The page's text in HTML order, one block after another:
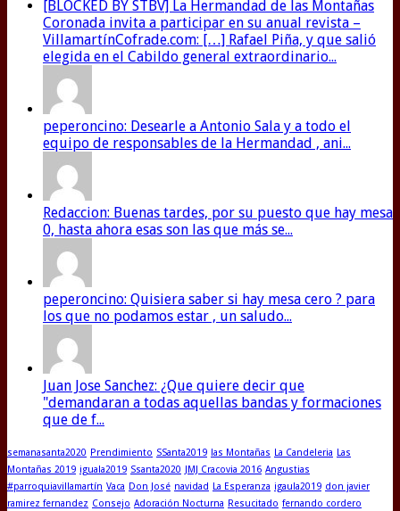
[BLOCKED BY STBV] La Hermandad de las Montañas
Coronada invita a participar en su anual revista –
VillamartínCofrade.com: […] Rafael Piña, y que salió
elegida en el Cabildo general extraordinario...
peperoncino: Desearle a Antonio Sala y a todo el
equipo de responsables de la Hermandad , ani...
Redaccion: Buenas tardes, por su puesto que hay mesa
0, hasta ahora esas son las que más se...
peperoncino: Quisiera saber si hay mesa cero ? para
los que no podamos estar , un saludo...
Juan Jose Sanchez: ¿Que quiere decir que
"demandaran a todas aquellas bandas y formaciones
que de f...
semanasanta2020 Prendimiento SSanta2019 las Montañas La Candeleria Las
Montañas 2019 iguala2019 Ssanta2020 JMJ Cracovia 2016 Angustias
#parroquiavillamartín Vaca Don José navidad La Esperanza igaula2019 don javier
ramirez fernandez Consejo Adoración Nocturna Resucitado fernando cordero